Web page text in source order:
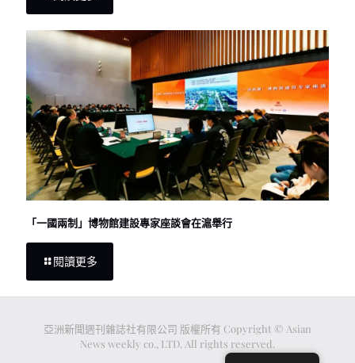
「一國兩制」博物館建設專家座談會在滬舉行
閱讀更多
亞洲新聞週刊雜誌社有限公司 版權所有 Copyright © Asian
News weekly co., LTD. All rights reserved.